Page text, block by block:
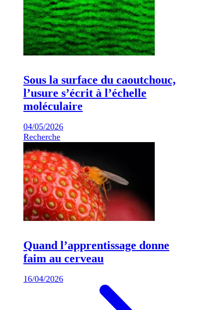
Sous la surface du caoutchouc,
l’usure s’écrit à l’échelle
moléculaire
04/05/2026
Recherche
Quand l’apprentissage donne
faim au cerveau
16/04/2026